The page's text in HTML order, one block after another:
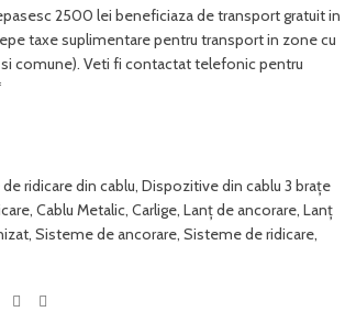
2500 lei beneficiaza de transport gratuit in
taxe suplimentare pentru transport in zone cu
comune). Veti fi contactat telefonic pentru
ridicare din cablu, Dispozitive din cablu 3 brațe
, Cablu Metalic, Carlige, Lanț de ancorare, Lanț
, Sisteme de ancorare, Sisteme de ridicare,